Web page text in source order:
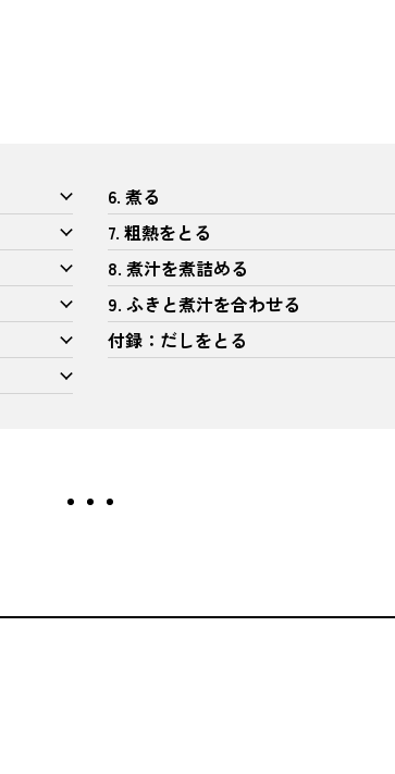
6. 煮る
7. 粗熱をとる
8. 煮汁を煮詰める
9. ふきと煮汁を合わせる
付録：だしをとる